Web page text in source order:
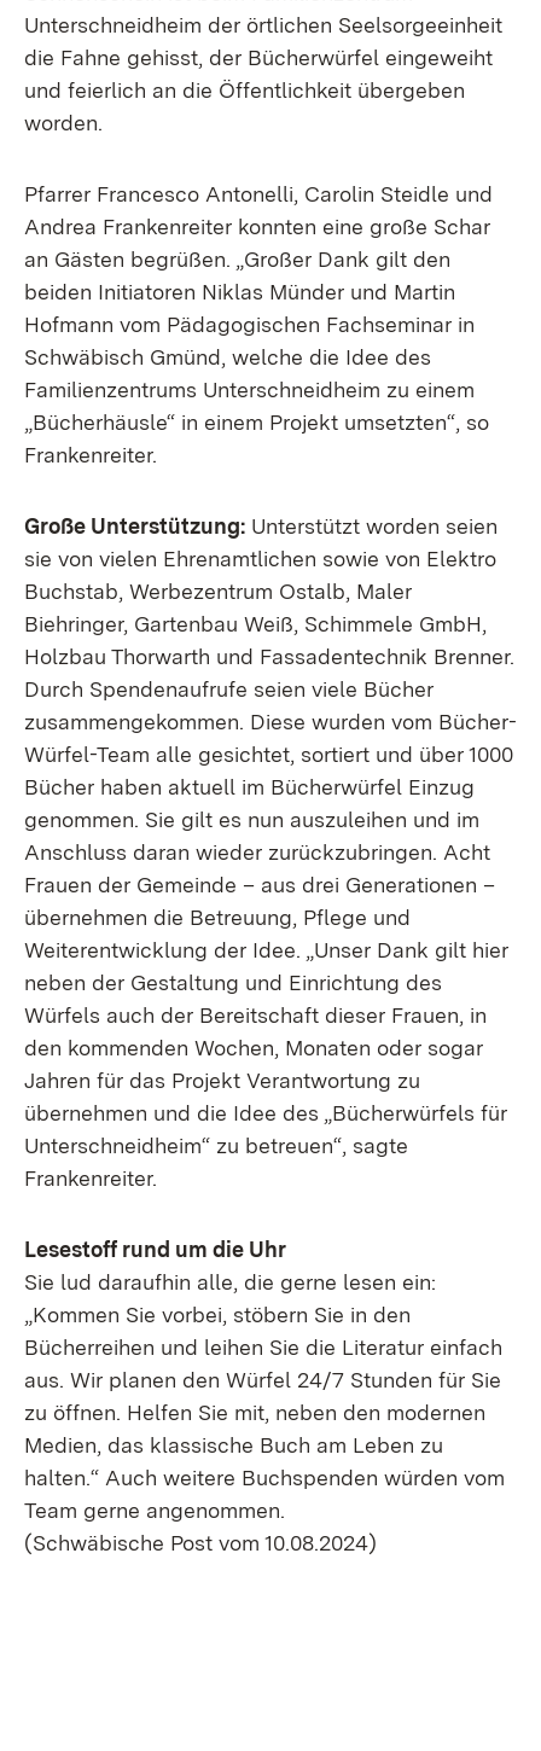
Unterschneidheim der örtlichen Seelsorgeeinheit
die Fahne gehisst, der Bücherwürfel eingeweiht
und feierlich an die Öffentlichkeit übergeben
worden.
Pfarrer Francesco Antonelli, Carolin Steidle und
Andrea Frankenreiter konnten eine große Schar
an Gästen begrüßen. „Großer Dank gilt den
beiden Initiatoren Niklas Münder und Martin
Hofmann vom Pädagogischen Fachseminar in
Schwäbisch Gmünd, welche die Idee des
Familienzentrums Unterschneidheim zu einem
„Bücherhäusle“ in einem Projekt umsetzten“, so
Frankenreiter.
Große Unterstützung: Unterstützt worden seien
sie von vielen Ehrenamtlichen sowie von Elektro
Buchstab, Werbezentrum Ostalb, Maler
Biehringer, Gartenbau Weiß, Schimmele GmbH,
Holzbau Thorwarth und Fassadentechnik Brenner.
Durch Spendenaufrufe seien viele Bücher
zusammengekommen. Diese wurden vom Bücher-
Würfel-Team alle gesichtet, sortiert und über 1000
Bücher haben aktuell im Bücherwürfel Einzug
genommen. Sie gilt es nun auszuleihen und im
Anschluss daran wieder zurückzubringen. Acht
Frauen der Gemeinde – aus drei Generationen –
übernehmen die Betreuung, Pflege und
Weiterentwicklung der Idee. „Unser Dank gilt hier
neben der Gestaltung und Einrichtung des
Würfels auch der Bereitschaft dieser Frauen, in
den kommenden Wochen, Monaten oder sogar
Jahren für das Projekt Verantwortung zu
übernehmen und die Idee des „Bücherwürfels für
Unterschneidheim“ zu betreuen“, sagte
Frankenreiter.
Lesestoff rund um die Uhr
Sie lud daraufhin alle, die gerne lesen ein:
„Kommen Sie vorbei, stöbern Sie in den
Bücherreihen und leihen Sie die Literatur einfach
aus. Wir planen den Würfel 24/7 Stunden für Sie
zu öffnen. Helfen Sie mit, neben den modernen
Medien, das klassische Buch am Leben zu
halten.“ Auch weitere Buchspenden würden vom
Team gerne angenommen.
(Schwäbische Post vom 10.08.2024)